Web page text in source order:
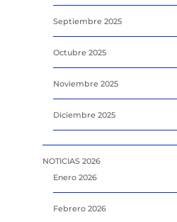
Septiembre 2025
Octubre 2025
Noviembre 2025
Diciembre 2025
NOTICIAS 2026
Enero 2026
Febrero 2026